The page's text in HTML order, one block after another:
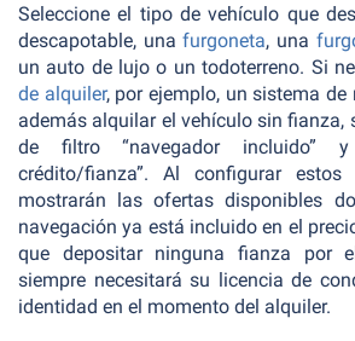
Seleccione el tipo de vehículo que
descapotable, unafurgoneta, una
un auto de lujo o un todoterreno. Si
de alquiler, por ejemplo, un sistema de
además alquilar el vehículo sin fianza,
de filtro “navegador incluido”
crédito/fianza”. Al configurar
mostrarán las ofertas disponibles
navegación ya está incluido en el
que depositar ninguna fianza por
siempre necesitará su licencia de
identidad en el momento del alquiler.